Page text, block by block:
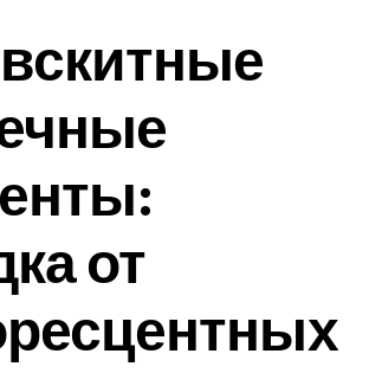
от